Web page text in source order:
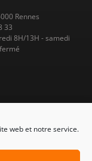
web et notre service.
Rennes
33
8H/13H - samedi